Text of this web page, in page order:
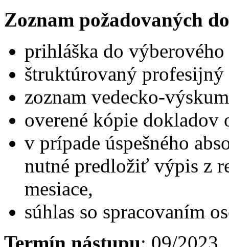
Zoznam požadovaných
prihláška do
štruktúrovaný
zoznam vedecko-
overené kópie dokladov
v prípade úspešného
nutné predložiť výpis z
mesiace,
súhlas so spracovaním
Termín nástupu: 09/2023